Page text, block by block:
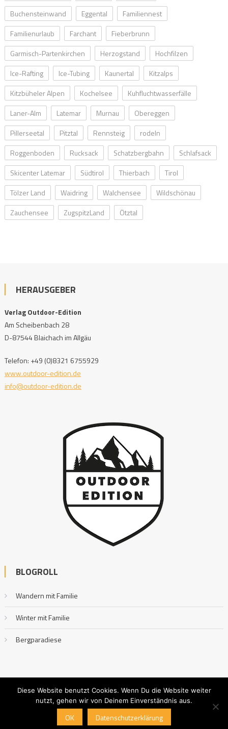
Buchensteinwand
Eggental
Familiennest
Familienurlaub
Farchant
Fieberbrunn
Garmisch-Partenkirchen
Herzogstand
Hochfilzen
Ice-Rafting
Ice-Tubing Kaunertal
Kitzalps
Kitzbüheler Alpen
Kochelsee
Kuhfluchtwasserfälle
Laner-Alm
Latemar Murnau
Obereggen
Pillerseetal
Pitztal Rennsteig
rodeln
Roggenboden
Rucksack Schatzbergbahn
Schlafsack
Skicenter Latemar
Südtirol Thierbach
Tirol
Tölzer Land
Waidring Walchensee
Wildschönau
Zauchensee
ZugspitzLand Ötztal
HERAUSGEBER
Verlag Outdoor-Edition
Am Scheibenbach 28
D-87544 Blaichach im Allgäu
Telefon: +49 (0)8321 6755929
www.outdoor-edition.de
info@outdoor-edition.de
BLOGROLL
Wandern mit Familie
Winter mit Familie
Bergparadiese
Outdoor mit Familie|Editorial byMysteryThemes
Impressum
Datenschutzerklärung
Diese Website benutzt Cookies. Wenn Du die Website weiter
nutzt, gehen wir von Deinem Einverständnis aus.
OK Datenschutzerklärung